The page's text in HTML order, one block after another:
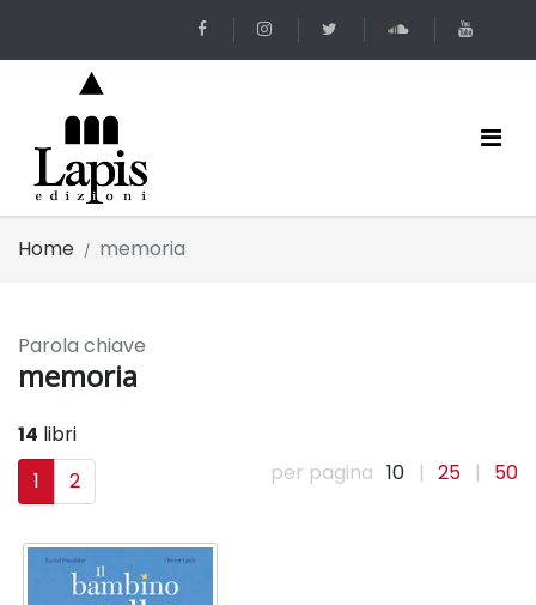
Home memoria
Parola chiave
memoria
14 libri
1
2 per pagina 10 | 25 | 50